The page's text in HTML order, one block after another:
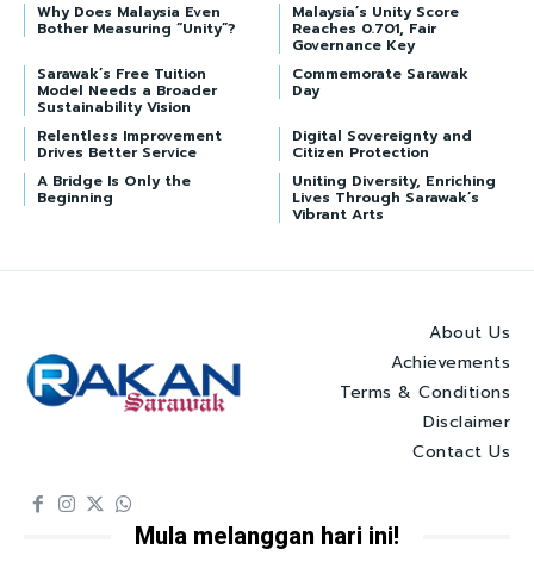
Why Does Malaysia Even
Bother Measuring “Unity”?
Malaysia’s Unity Score
Reaches 0.701, Fair
Governance Key
Sarawak’s Free Tuition
Model Needs a Broader
Sustainability Vision
Commemorate Sarawak
Day
Relentless Improvement
Drives Better Service
Digital Sovereignty and
Citizen Protection
A Bridge Is Only the
Beginning
Uniting Diversity, Enriching
Lives Through Sarawak’s
Vibrant Arts
About Us
Achievements
Terms & Conditions
Disclaimer
Contact Us
Mula melanggan hari ini!